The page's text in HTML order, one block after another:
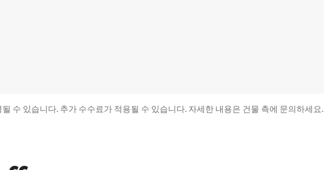
수 있습니다. 추가 수수료가 적용될 수 있습니다. 자세한 내용은 건물 측에 문의하세요.